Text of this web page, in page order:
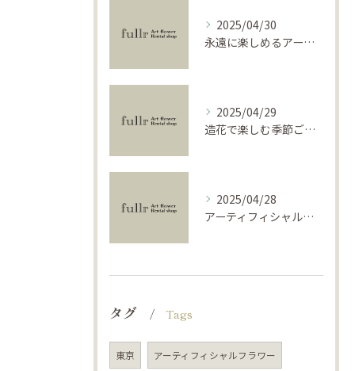
2025/04/30
永遠に楽しめるアーティフィシャルフラワーの使い方
2025/04/29
造花で楽しむ季節ごとのインテリア
2025/04/28
アーティフィシャルフラワーで学ぶ基礎と活用法
タグ Tags
東京 アーティフィシャルフラワー